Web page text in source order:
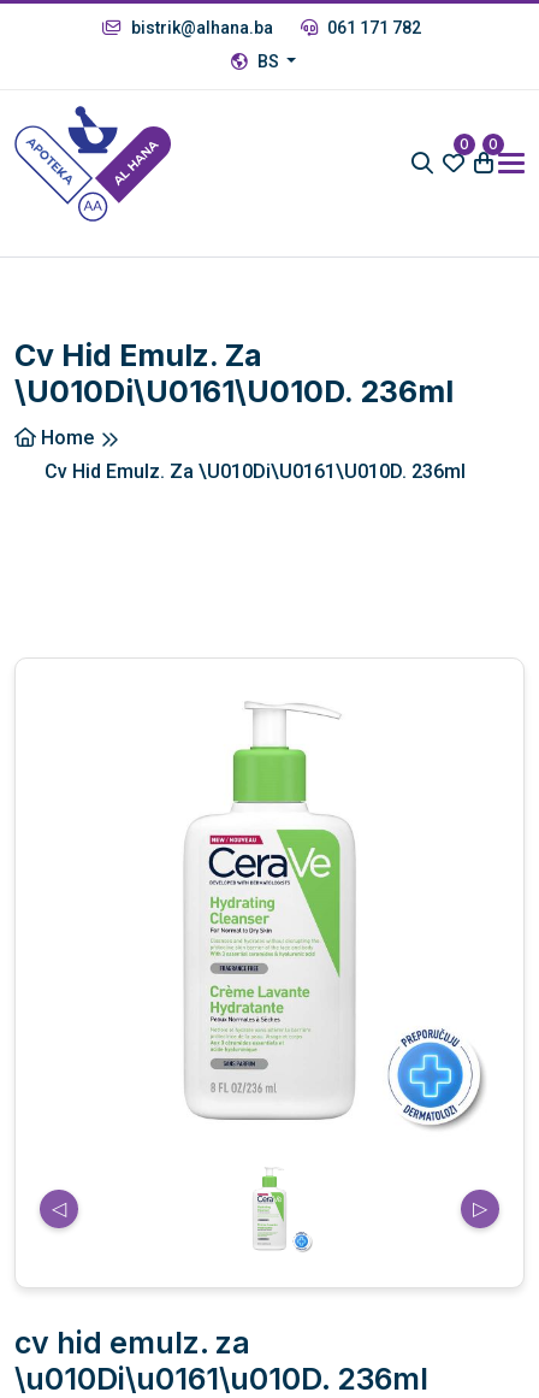
bistrik@alhana.ba
061 171 782
BS
0 0
Cv Hid Emulz. Za
\u010Di\u0161\u010D. 236ml
Home
Cv Hid Emulz. Za \u010Di\u0161\u010D. 236ml
◁ ▷
cv hid emulz. za
\u010Di\u0161\u010D. 236ml